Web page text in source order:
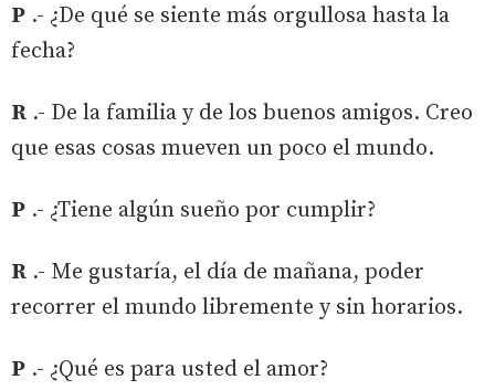
P .- ¿De qué se siente más orgullosa hasta la
fecha?
R .- De la familia y de los buenos amigos. Creo
que esas cosas mueven un poco el mundo.
P .- ¿Tiene algún sueño por cumplir?
R .- Me gustaría, el día de mañana, poder
recorrer el mundo libremente y sin horarios.
P .- ¿Qué es para usted el amor?